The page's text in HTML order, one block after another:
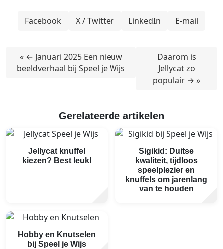
Facebook X / Twitter LinkedIn E-mail
← Januari 2025 Een nieuw
beeldverhaal bij Speel je Wijs
Daarom is
Jellycat zo
populair →
Gerelateerde artikelen
Jellycat knuffel
kiezen? Best leuk!
Sigikid: Duitse
kwaliteit, tijdloos
speelplezier en
knuffels om jarenlang
van te houden
Hobby en Knutselen
bij Speel je Wijs